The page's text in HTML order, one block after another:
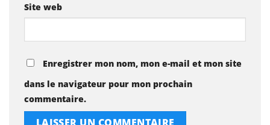
Site web
Enregistrer mon nom, mon e-mail et mon site
dans le navigateur pour mon prochain
commentaire.